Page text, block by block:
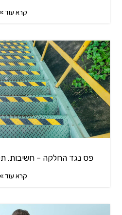
קרא עוד »
פס נגד החלקה – חשיבות,
קרא עוד »